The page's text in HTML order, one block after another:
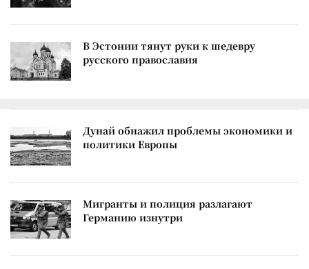
В Эстонии тянут руки к шедевру
русского православия
Дунай обнажил проблемы экономики и
политики Европы
Мигранты и полиция разлагают
Германию изнутри